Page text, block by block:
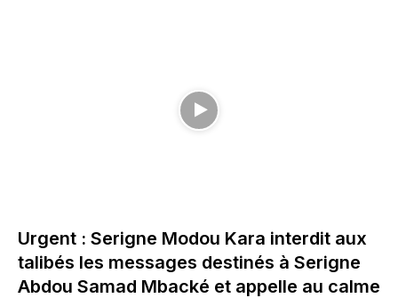
Urgent : Serigne Modou Kara interdit aux
talibés les messages destinés à Serigne
Abdou Samad Mbacké et appelle au calme